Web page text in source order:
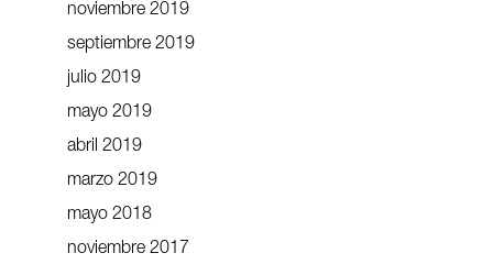
noviembre 2019
septiembre 2019
julio 2019
mayo 2019
abril 2019
marzo 2019
mayo 2018
noviembre 2017